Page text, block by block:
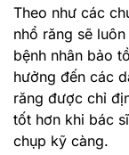
Theo như các
nhổ răng sẽ
bệnh nhân bảo
hưởng đến các
răng được chỉ
tốt hơn khi bác
chụp kỹ càng.